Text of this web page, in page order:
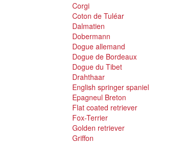
Corgi
Coton de Tuléar
Dalmatien
Dobermann
Dogue allemand
Dogue de Bordeaux
Dogue du Tibet
Drahthaar
English springer spaniel
Epagneul Breton
Flat coated retriever
Fox-Terrier
Golden retriever
Griffon